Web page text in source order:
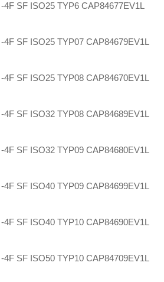
4F SF ISO25 TYP6 CAP84677EV1L
4F SF ISO25 TYP07 CAP84679EV1L
4F SF ISO25 TYP08 CAP84670EV1L
4F SF ISO32 TYP08 CAP84689EV1L
4F SF ISO32 TYP09 CAP84680EV1L
4F SF ISO40 TYP09 CAP84699EV1L
4F SF ISO40 TYP10 CAP84690EV1L
4F SF ISO50 TYP10 CAP84709EV1L